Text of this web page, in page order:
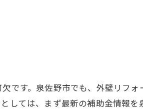
です。泉佐野市でも、外壁リフォ
しては、まず最新の補助金情報を